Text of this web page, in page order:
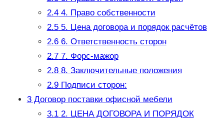
2.44. Право собственности
2.55. Цена договора и порядок расчётов
2.66. Ответственность сторон
2.77. Форс-мажор
2.88. Заключительные положения
2.9Подписи сторон:
3Договор поставки офисной мебели
3.12. ЦЕНА ДОГОВОРА И ПОРЯДОК